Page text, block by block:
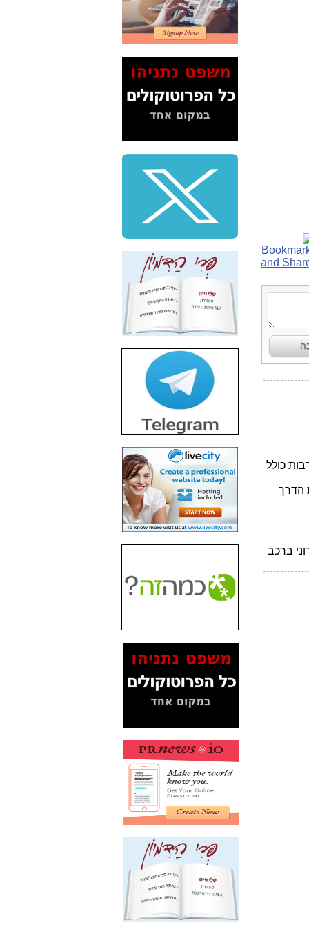
2" על תעלולי השר
משה כחלון -כאן
המשך חשיפת הבלוף
ששמו "מהפיכת
הסלולר" ואיך מסרסים
כאן
סיכום ביקור בסיליקון
באותם תחומים -כאן
שלמה פילבר (עד
לאחרונה מנכ"ל משרד
התקשורת) - עד
מדינה? הצחקתם
"יש אפליה בחקירה"?
חשיפה: למה השר
משה כחלון לא נחקר
עד היום? -
חשיפת חשד לשחיתות
הדומה לזו של "תיק
הסלולר -
חשיפת מה שלא
רוצים שתדעו בעניין
פריסת אנלימיטד
(בניחוח בלתי נסבל) -
כאן
חשיפה: איוב קרא
אישר לקבוצת סלקום
בדיוק מה שביבי אישר
כאן
האם השר איוב קרא
היה צריך בכלל לחתום
על האישור, שנתן
האם ביבי וקרא קבלו
בכלל תמורה עבור
המסמכים בנושא בזק-
Yes (תיק 4000)
מוכיחים "תפירת תיק"
לאיש הלא נכון! -כאן
עובדות ומסמכים
האם ביבי כשר
תקשורת עזר לקב'
בזק? -כאן
מה מקור ה-Fake
News שהביא לתפירת
תיק לביבי והעלמת
החשודים הנכונים -כאן
אחת הרגליים של "תיק
4000 התפור"
התמוטטה היום
בניצחון (כפול) של בזק
-
כאן
איך כתבות מפנקות